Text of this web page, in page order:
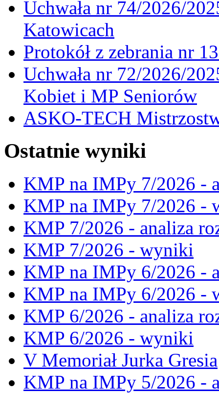
Uchwała nr 74/2026/
Katowicach
Protokół z zebrania nr
Uchwała nr 72/2026/
Kobiet i MP Seniorów
ASKO-TECH
Ostatnie wyniki
KMP na IMPy 7/2026 -
KMP na IMPy 7/2026 -
KMP 7/2026 - analiza
KMP 7/2026 - wyniki
KMP na IMPy 6/2026 -
KMP na IMPy 6/2026 -
KMP 6/2026 - analiza
KMP 6/2026 - wyniki
V Memoriał Jurka Gresia
KMP na IMPy 5/2026 -